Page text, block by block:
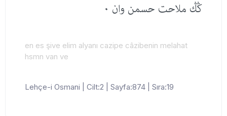
ڭڭ ملاحت حسمن وان ٠
en es şive elim alyanı cazipe câzibenin melahat
hsmn van ve
Lehçe-i Osmani | Cilt:2 | Sayfa:874 | Sıra:19